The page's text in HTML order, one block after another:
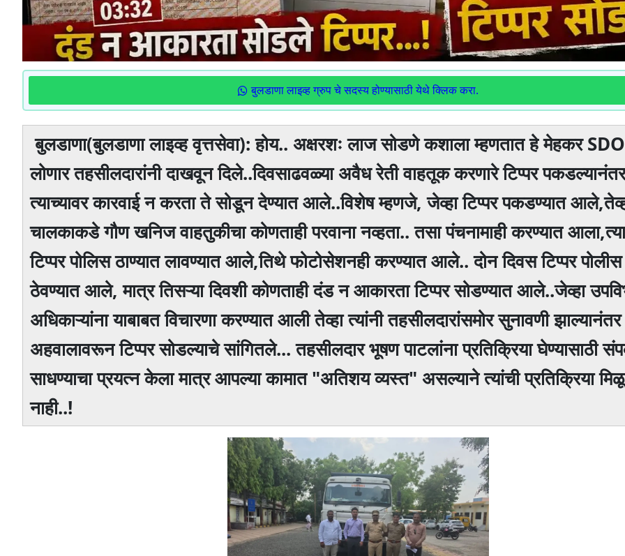
बुलडाणा लाइव्ह ग्रुप चे सदस्य होण्यासाठी येथे क्लिक करा.
बुलडाणा(बुलडाणा लाइव्ह वृत्तसेवा): होय.. अक्षरशः लाज सोडणे कशाला म्हणतात हे मेहकर
लोणार तहसीलदारांनी दाखवून दिले..दिवसाढवळ्या अवैध रेती वाहतूक करणारे टिप्पर पकडल्यानंतर
त्याच्यावर कारवाई न करता ते सोडून देण्यात आले..विशेष म्हणजे, जेव्हा टिप्पर पकडण्यात
चालकाकडे गौण खनिज वाहतुकीचा कोणताही परवाना नव्हता.. तसा पंचनामाही करण्यात
टिप्पर पोलिस ठाण्यात लावण्यात आले,तिथे फोटोसेशनही करण्यात आले.. दोन दिवस टिप्पर पोलीस
ठेवण्यात आले, मात्र तिसऱ्या दिवशी कोणताही दंड न आकारता टिप्पर सोडण्यात आले..जेव्हा
अधिकाऱ्यांना याबाबत विचारणा करण्यात आली तेव्हा त्यांनी तहसीलदारांसमोर सुनावणी झाल्यानंतर
अहवालावरून टिप्पर सोडल्याचे सांगितले... तहसीलदार भूषण पाटलांना प्रतिक्रिया घेण्यासाठी
साधण्याचा प्रयत्न केला मात्र आपल्या कामात "अतिशय व्यस्त" असल्याने त्यांची प्रतिक्रिया
नाही..!